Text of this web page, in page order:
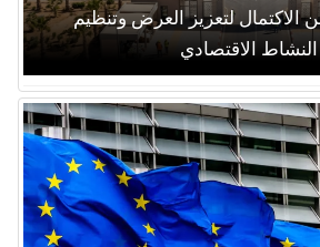
الاكتمال لتعزيز العرض وتنظيم
النشاط الاقتصادي